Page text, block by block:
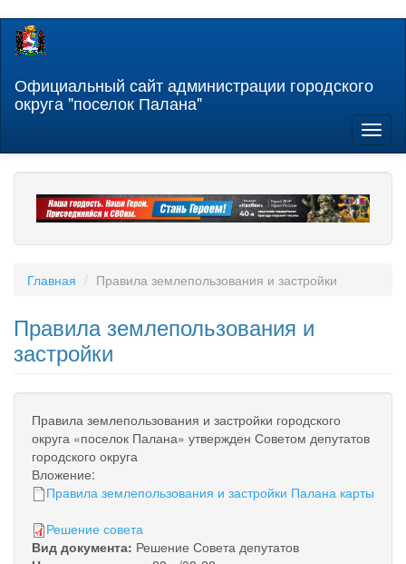
Перейти
содержанию
Официальный сайт администрации городского
округа "поселок Палана"
Главная Правила землепользования и застройки
Правила землепользования и
застройки
Правила землепользования и застройки городского
округа «поселок Палана» утвержден Советом депутатов
городского округа
Вложение:
Правила землепользования и застройки Палана карты
Решение совета
Вид документа: Решение Совета депутатов